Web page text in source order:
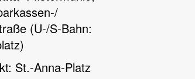
(U-/S-Bahn:
St.-Anna-Platz